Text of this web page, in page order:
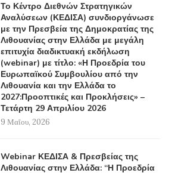
Το Κέντρο Διεθνών Στρατηγικών
Αναλύσεων (ΚΕΔΙΣΑ) συνδιοργάνωσε
με την Πρεσβεία της Δημοκρατίας της
Λιθουανίας στην Ελλάδα με μεγάλη
επιτυχία διαδικτυακή εκδήλωση
(webinar) με τίτλο: «Η Προεδρία του
Ευρωπαϊκού Συμβουλίου από την
Λιθουανία και την Ελλάδα το
2027:Προοπτικές και Προκλήσεις» –
Τετάρτη 29 Απριλίου 2026
9 Μαΐου, 2026
Webinar ΚΕΔΙΣΑ & Πρεσβείας της
Λιθουανίας στην Ελλάδα: “Η Προεδρία